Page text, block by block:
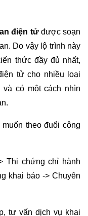
điện tửđược soạn
Do vậy lộ trình này
thức đầy đủ nhất,
tử cho nhiều loại
và có một cách nhìn
theo đuổi công
Thi chứng chỉ hành
khai báo -> Chuyên
tư vấn dịch vụ khai